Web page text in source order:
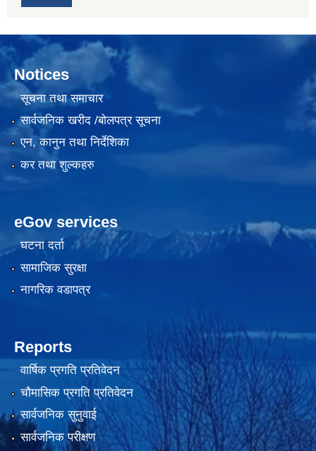
Notices
सूचना तथा समाचार
सार्वजनिक खरीद /बोलपत्र सूचना
एन, कानुन तथा निर्देशिका
कर तथा शुल्कहरु
eGov services
घटना दर्ता
सामाजिक सुरक्षा
नागरिक वडापत्र
Reports
वार्षिक प्रगति प्रतिवेदन
चौमासिक प्रगति प्रतिवेदन
सार्वजनिक सुनुवाई
सार्वजनिक परीक्षण